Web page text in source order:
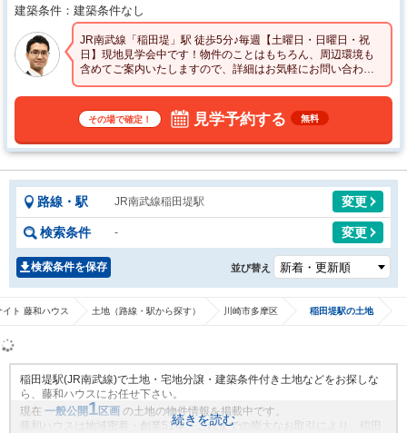
建築条件
建築条件なし
JR南武線「稲田堤」駅 徒歩5分♪毎週【土曜日・日曜日・祝
日】現地見学会中です！物件のことはもちろん、周辺環境も
含めてご案内いたしますので、詳細はお気軽にお問い合わせ
ください☆
その場で確定！ 見学予約する 無料
路線・駅 JR南武線稲田堤駅 変更
検索条件 - 変更
検索条件を保存 並び替え
ト 藤和ハウス 土地（路線・駅から探す） 川崎市多摩区 稲田堤駅の土地
稲田堤駅(JR南武線)で土地・宅地分譲・建築条件付き土地などをお探しな
ら、藤和ハウスにお任せ下さい。
現在 一般公開1区画 の土地の物件情報を掲載中です。
藤和ハウスは地域密着・創業51年、これまでの膨大なお取引により、稲田
続きを読む